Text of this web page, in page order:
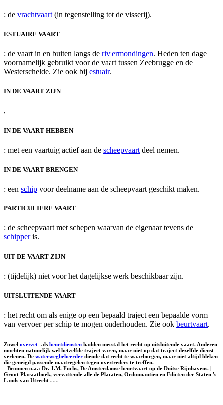
: de vrachtvaart (in tegenstelling tot de visserij).
ESTUAIRE VAART
: de vaart in en buiten langs de riviermondingen. Heden ten dage
voornamelijk gebruikt voor de vaart tussen Zeebrugge en de
Westerschelde. Zie ook bij estuair.
IN DE VAART ZIJN
,
IN DE VAART HEBBEN
: met een vaartuig actief aan de scheepvaart deel nemen.
IN DE VAART BRENGEN
: een schip voor deelname aan de scheepvaart geschikt maken.
PARTICULIERE VAART
: de scheepvaart met schepen waarvan de eigenaar tevens de
schipperis.
UIT DE VAART ZIJN
: (tijdelijk) niet voor het dagelijkse werk beschikbaar zijn.
UITSLUITENDE VAART
: het recht om als enige op een bepaald traject een bepaalde vorm
van vervoer per schip te mogen onderhouden. Zie ook beurtvaart.
Zowel overzet- als beurtdiensten hadden meestal het recht op uitsluitende vaart. Anderen
mochten natuurlijk wel hetzelfde traject varen, maar niet op dat traject dezelfde dienst
verlenen. De waterwegbeheerder diende dat recht te waarborgen, maar niet altijd bleken
die geneigd passende maatregelen tegen overtreders te treffen.
- Bronnen o.a.: Dr. J.M. Fuchs, De Amsterdamse beurtvaart op de Duitse Rijnhavens. |
Groot Placaatboek, vervattende alle de Placaten, Ordonnantien en Edicten der Staten 's
Lands van Utrecht . . .